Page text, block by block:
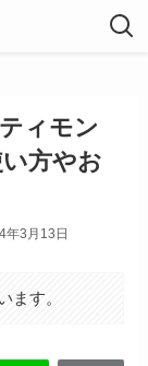
ィモン
方やお
年3月13日
ます。